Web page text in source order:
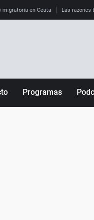
migratoria en Ceuta Las razones
Programas